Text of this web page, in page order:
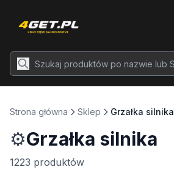
Strona główna Sklep Grzałka silnika
⚙️Grzałka silnika
1223 produktów